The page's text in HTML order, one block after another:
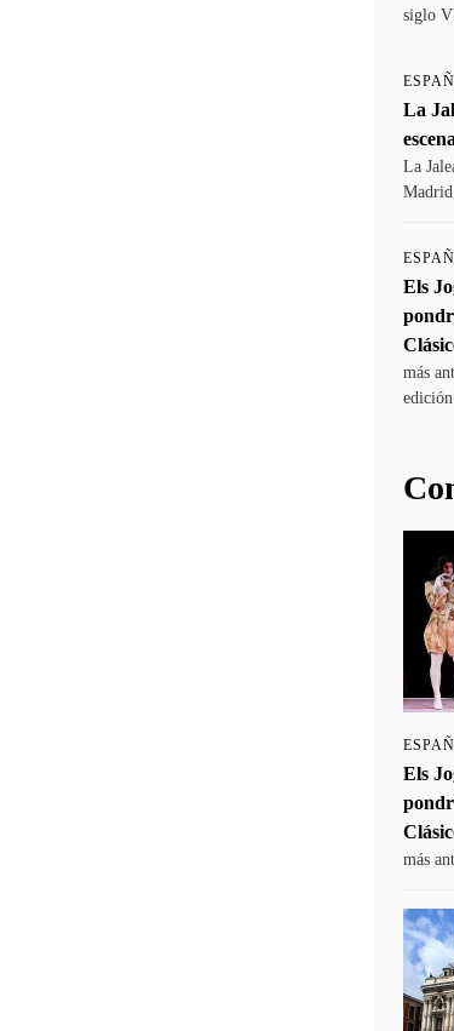
siglo
La
La
Madrid
Els
más
edición
Els
más